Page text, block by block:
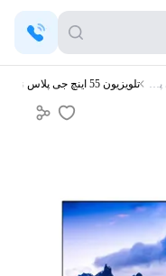
تلویزیون جی پلاس تلویزیون 55 اینچ جی پلاس GTV-55PQ734s